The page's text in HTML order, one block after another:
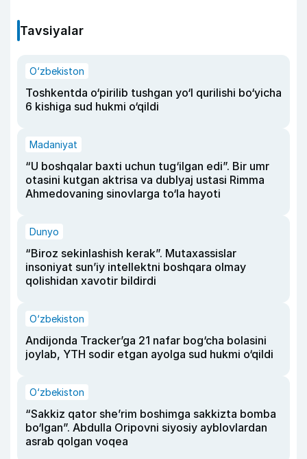
Tavsiyalar
O‘zbekiston
Toshkentda o‘pirilib tushgan yo‘l qurilishi bo‘yicha
6 kishiga sud hukmi o‘qildi
Madaniyat
“U boshqalar baxti uchun tug‘ilgan edi”. Bir umr
otasini kutgan aktrisa va dublyaj ustasi Rimma
Ahmedovaning sinovlarga to‘la hayoti
Dunyo
“Biroz sekinlashish kerak”. Mutaxassislar
insoniyat sun’iy intellektni boshqara olmay
qolishidan xavotir bildirdi
O‘zbekiston
Andijonda Tracker’ga 21 nafar bog‘cha bolasini
joylab, YTH sodir etgan ayolga sud hukmi o‘qildi
O‘zbekiston
“Sakkiz qator she’rim boshimga sakkizta bomba
bo‘lgan”. Abdulla Oripovni siyosiy ayblovlardan
asrab qolgan voqea